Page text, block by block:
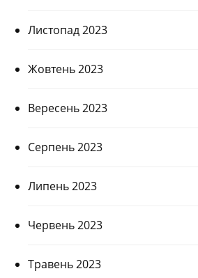
Листопад 2023
Жовтень 2023
Вересень 2023
Серпень 2023
Липень 2023
Червень 2023
Травень 2023